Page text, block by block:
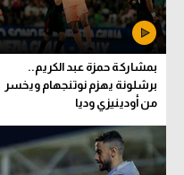
بمشاركة حمزة عبد الكريم..
برشلونة يهزم نوتنجهام ويخسر
من أودينيزي وديا